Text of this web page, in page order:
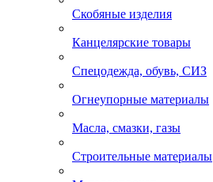
Скобяные изделия
Канцелярские товары
Спецодежда, обувь, СИЗ
Огнеупорные материалы
Масла, смазки, газы
Строительные материалы